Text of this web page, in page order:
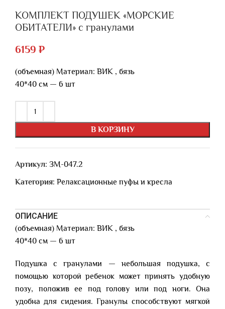
КОМПЛЕКТ ПОДУШЕК «МОРСКИЕ
ОБИТАТЕЛИ» с гранулами
6159 ₽
(объемная) Материал: ВИК , бязь
40*40 см — 6 шт
В КОРЗИНУ
Артикул: ЗМ-047.2
Категория: Релаксационные пуфы и кресла
ОПИСАНИЕ
(объемная) Материал: ВИК , бязь
40*40 см — 6 шт
Подушка с гранулами — небольшая подушка, с
помощью которой ребенок может принять удобную
позу, положив ее под голову или под ноги. Она
удобна для сидения. Гранулы способствуют мягкой